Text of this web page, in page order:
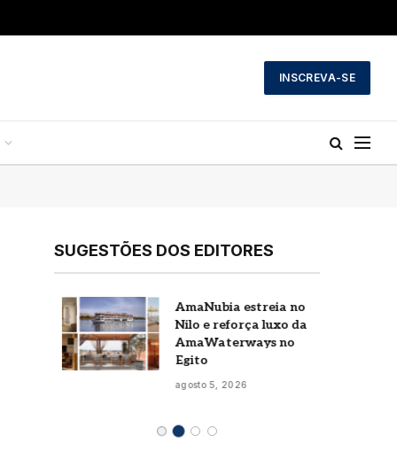
INSCREVA-SE
SUGESTÕES DOS EDITORES
AmaNubia estreia no
Nilo e reforça luxo da
AmaWaterways no
Egito
agosto 5, 2026